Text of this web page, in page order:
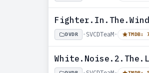
DVDR • SVCDTeaM • TMDB: